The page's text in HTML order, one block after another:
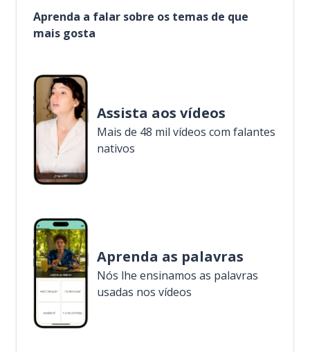
Aprenda a falar sobre os temas de que
mais gosta
Assista aos vídeos
Mais de 48 mil vídeos com falantes
nativos
Aprenda as palavras
Nós lhe ensinamos as palavras
usadas nos vídeos